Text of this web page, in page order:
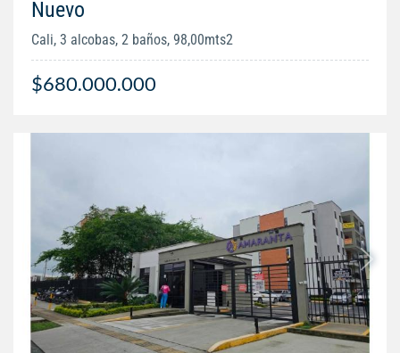
Nuevo
Cali, 3 alcobas, 2 baños, 98,00mts2
$680.000.000